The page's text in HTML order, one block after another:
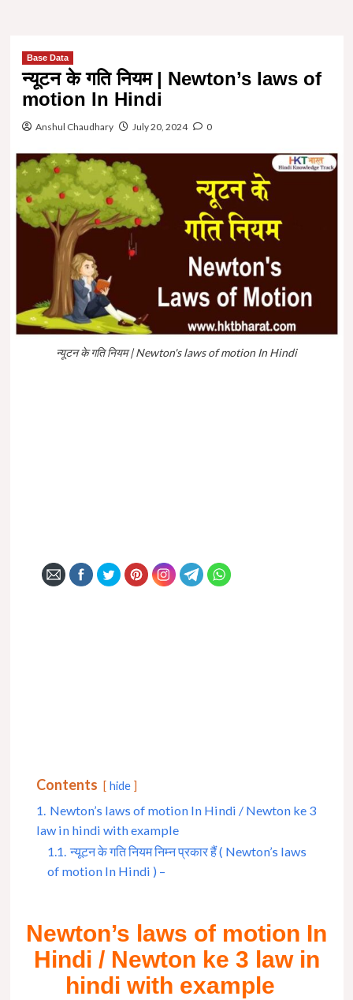
Base Data
न्यूटन के गति नियम | Newton’s laws of
motion In Hindi
Anshul Chaudhary July 20, 2024 0
न्यूटन के गति नियम | Newton's laws of motion In Hindi
Contents hide
1. Newton’s laws of motion In Hindi / Newton ke 3
law in hindi with example
1.1. न्यूटन के गति नियम निम्न प्रकार हैं ( Newton’s laws
of motion In Hindi ) –
Newton’s laws of motion In
Hindi / Newton ke 3 law in
hindi with example